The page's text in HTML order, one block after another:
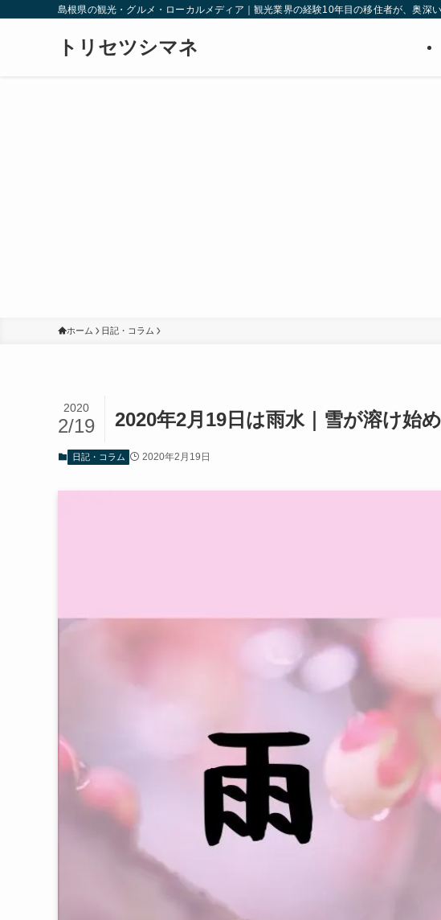
島根県の観光・グルメ・ローカルメディア｜観光業界の経験10年目の移住者が、奥深
トリセツシマネ
ホーム 日記・コラム
2020年2月19日は雨水｜雪が溶け始
2020
2/19
日記・コラム 2020年2月19日